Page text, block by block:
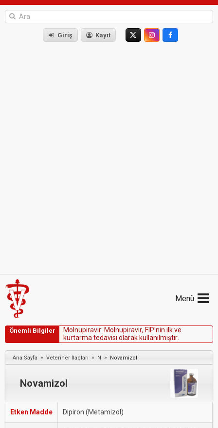
Giriş Kayıt
Menü
Önemli Bilgiler Mo nupiravir: Mo nupiravir, F P'nin i kve
kurtarma tedavisi o arak ku anı mıştır
Ana Sayfa » Veteriner İlaçları » N » Novamizol
Novamizol
Etken Madde Dipiron (Metamizol)